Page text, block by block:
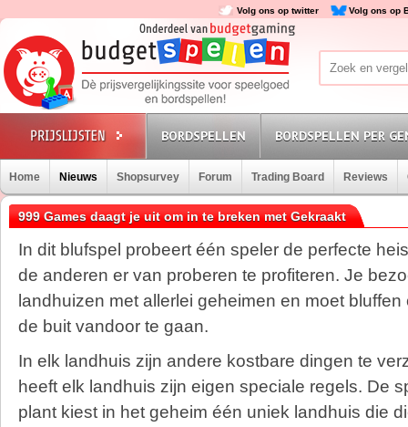
Volg ons op twitter Volg ons op
BORDSPELLEN BORDSPELLEN PER
Home Nieuws Shopsurvey Forum Trading Board Reviews
999 Games daagt je uit om in te breken met Gekraakt
In dit blufspel probeert één speler de perfecte
de anderen er van proberen te profiteren. Je
landhuizen met allerlei geheimen en moet
de buit vandoor te gaan.
In elk landhuis zijn andere kostbare dingen te
heeft elk landhuis zijn eigen speciale regels. De
plant kiest in het geheim één uniek landhuis die